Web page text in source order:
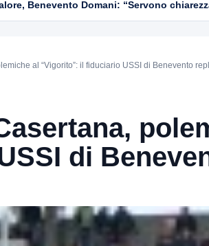
Benevento Domani: “Servono
al “Vigorito”: il fiduciario USSI di Benevento
di